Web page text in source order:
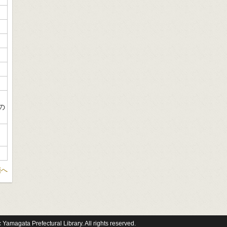
Yamagata Prefectural Library. All rights reserved.